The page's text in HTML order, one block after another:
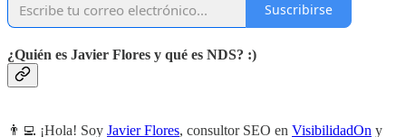
Suscribirse
¿Quién es Javier Flores y qué es NDS? :)
👨‍💻 ¡Hola! Soy Javier Flores, consultor SEO en VisibilidadOn y